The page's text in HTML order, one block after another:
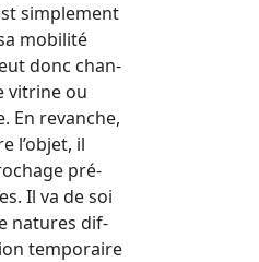
simplement
mobilité
donc chan-
vitrine ou
En revanche,
l’objet, il
pré-
Il va de soi
natures dif-
temporaire